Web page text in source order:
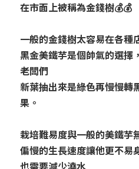
在市面上被稱為金錢樹💰💰
一般的金錢樹太容易在各種
黑金美鐵芋是個帥氣的選擇
老闆們
新葉抽出來是綠色再慢慢轉
果。
栽培難易度與一般的美鐵芋
偏慢的生長速度讓他更不易
也需要減少澆水